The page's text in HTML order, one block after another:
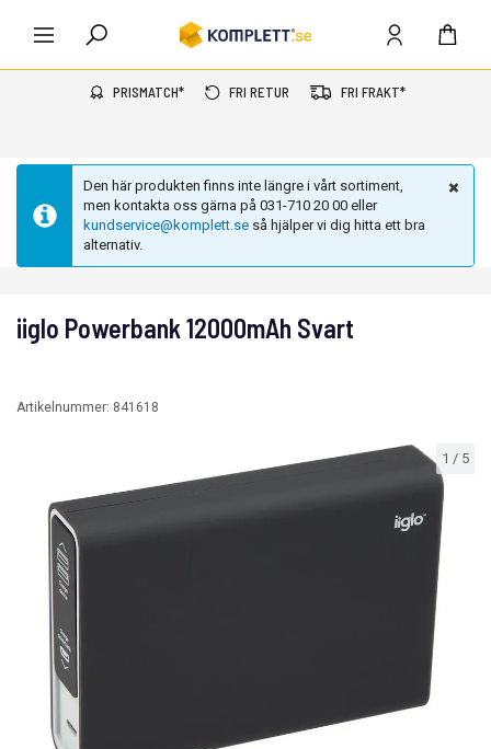
PRISMATCH* FRI RETUR FRI FRAKT*
Den här produkten finns inte längre i vårt sortiment,
men kontakta oss gärna på 031-710 20 00 eller
kundservice@komplett.se så hjälper vi dig hitta ett bra
alternativ.
1 / 5
iiglo Powerbank 12000mAh Svart
Artikelnummer: 841618